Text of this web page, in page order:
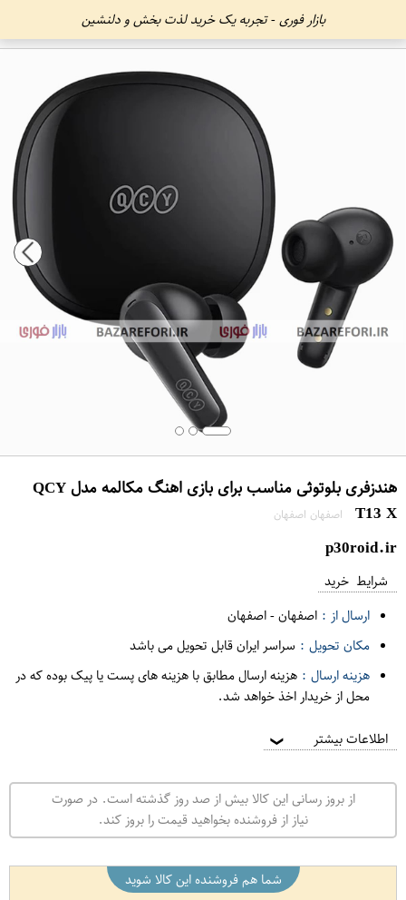
بازار فوری - تجربه یک خرید لذت بخش و دلنشین
هندزفری بلوتوثی مناسب برای بازی اهنگ مکالمه مدل QCY
T13 X
اصفهان اصفهان
p30roid.ir
شرایط خرید
ارسال از : اصفهان-اصفهان
مکان تحویل : سراسر ایران قابل تحویل می باشد
هزینه ارسال : هزینه ارسال مطابق با هزینه های پست یا پیک بوده که در
محل از خریدار اخذ خواهد شد.
اطلاعات بیشتر ❯
از بروز رسانی این کالا بیش از صد روز گذشته است. در صورت
نیاز از فروشنده بخواهید قیمت را بروز کند.
شما هم فروشنده این کالا شوید